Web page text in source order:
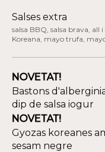
Salses extra
salsa BBQ, salsa brava, all
Koreana, mayo trufa,
NOVETAT!
Bastons
dip de salsa iogur
NOVETAT!
Gyozas koreanes
sesam negre